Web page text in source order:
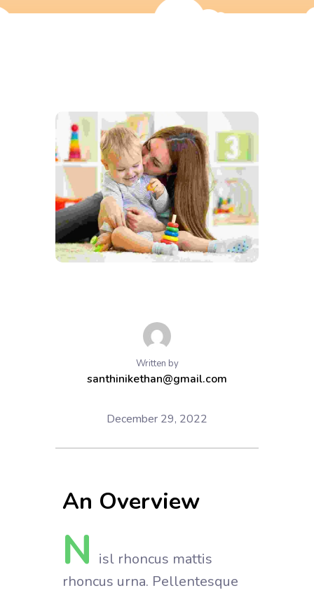
Written by
santhinikethan@gmail.com
December 29, 2022
An Overview
N isl rhoncus mattis
rhoncus urna. Pellentesque